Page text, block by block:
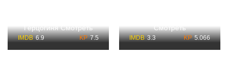
Герцогиня Смотреть
6.9 7.5
Смотреть
3.3 5.066